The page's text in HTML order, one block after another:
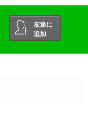
友達に
追加